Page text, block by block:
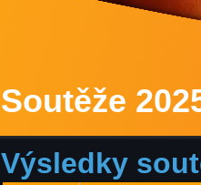
Soutěže
Výsledky